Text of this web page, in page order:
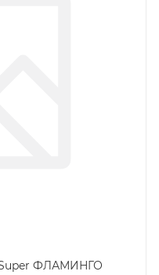
Super ФЛАМИНГО